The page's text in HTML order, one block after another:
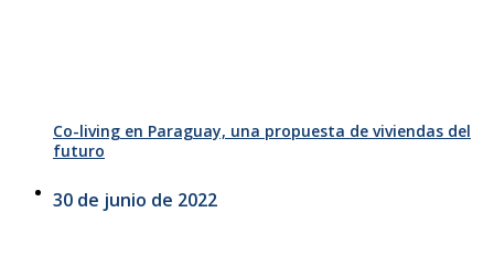
Co-living en Paraguay, una propuesta de viviendas del
futuro
30 de junio de 2022